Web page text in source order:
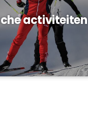
activiteiten